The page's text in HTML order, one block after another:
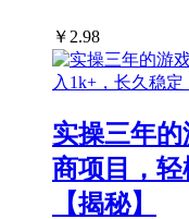
￥ 2.98
实操三年
商项目，轻
【揭秘】